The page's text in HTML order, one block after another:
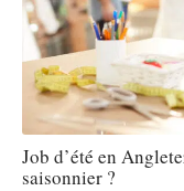
Job d’été en
saisonnier ?